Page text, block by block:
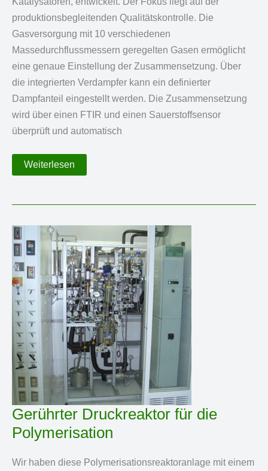
produktionsbegleitenden Qualitätskontrolle. Die
Gasversorgung mit 10 verschiedenen
Massedurchflussmessern geregelten Gasen ermöglicht
eine genaue Einstellung der Zusammensetzung. Über
die integrierten Verdampfer kann ein definierter
Dampfanteil eingestellt werden. Die Zusammensetzung
wird über einen FTIR und einen Sauerstoffsensor
überprüft und automatisch
Katalysator-
Testanlage
Katalysatoren
Weiterlesen
Gerührter Druckreaktor für die
Polymerisation
Wir haben diese Polymerisationsreaktoranlage mit einem